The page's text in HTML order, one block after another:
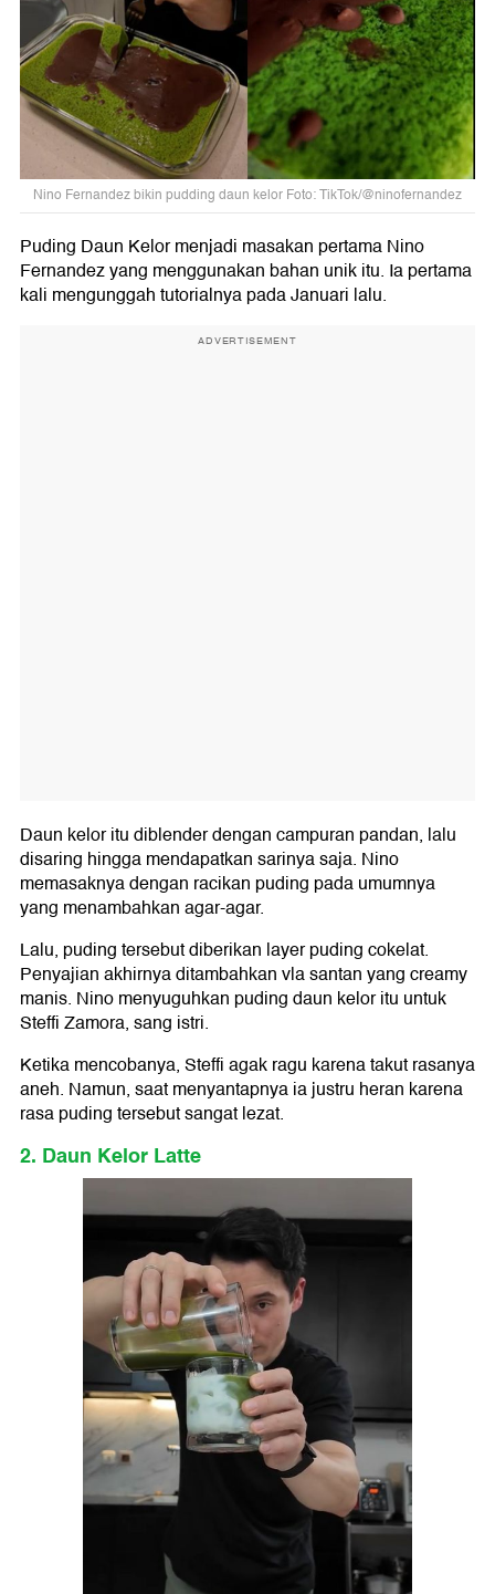
Nino Fernandez bikin pudding daun kelor Foto: TikTok/@ninofernandez
Puding Daun Kelor menjadi masakan pertama Nino
Fernandez yang menggunakan bahan unik itu. Ia pertama
kali mengunggah tutorialnya pada Januari lalu.
ADVERTISEMENT
Daun kelor itu diblender dengan campuran pandan, lalu
disaring hingga mendapatkan sarinya saja. Nino
memasaknya dengan racikan puding pada umumnya
yang menambahkan agar-agar.
Lalu, puding tersebut diberikan layer puding cokelat.
Penyajian akhirnya ditambahkan vla santan yang creamy
manis. Nino menyuguhkan puding daun kelor itu untuk
Steffi Zamora, sang istri.
Ketika mencobanya, Steffi agak ragu karena takut rasanya
aneh. Namun, saat menyantapnya ia justru heran karena
rasa puding tersebut sangat lezat.
2. Daun Kelor Latte